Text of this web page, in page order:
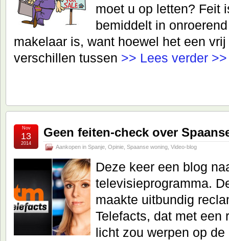
moet u op letten? Feit
bemiddelt in
makelaar is, want hoewel het een
verschillen tussen >> Lees verder >>
Geen feiten-check over
Aankopen in Spanje Opinie Spaanse woning Video-blog
Nov
13
2014
Deze keer een blog
televisieprogramma.
maakte uitbundig
Telefacts, dat met een
licht zou werpen op